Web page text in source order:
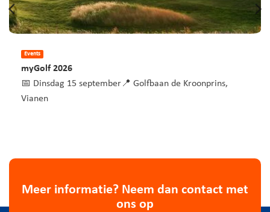
Events
myGolf 2026
📅 Dinsdag 15 september📍 Golfbaan de Kroonprins,
Vianen
Meer informatie? Neem dan contact met
ons op